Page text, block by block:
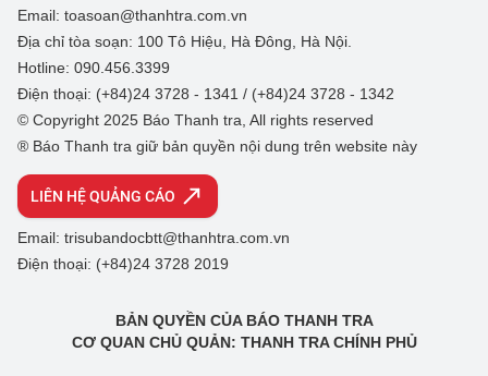
Email: toasoan@thanhtra.com.vn
Địa chỉ tòa soạn: 100 Tô Hiệu, Hà Đông, Hà Nội.
Hotline: 090.456.3399
Điện thoại: (+84)24 3728 - 1341 / (+84)24 3728 - 1342
© Copyright 2025 Báo Thanh tra, All rights reserved
® Báo Thanh tra giữ bản quyền nội dung trên website này
LIÊN HỆ QUẢNG CÁO
Email: trisubandocbtt@thanhtra.com.vn
Điện thoại: (+84)24 3728 2019
BẢN QUYỀN CỦA BÁO THANH TRA
CƠ QUAN CHỦ QUẢN: THANH TRA CHÍNH PHỦ